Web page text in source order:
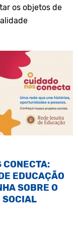
os objetos de
CONECTA:
EDUCAÇÃO
SOBRE O
SOCIAL